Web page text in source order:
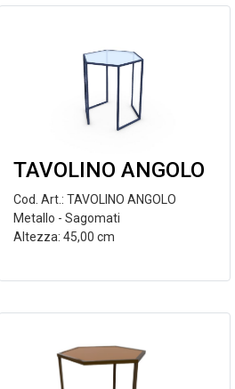
TAVOLINO ANGOLO
Cod. Art.: TAVOLINO ANGOLO
Metallo - Sagomati
Altezza: 45,00 cm